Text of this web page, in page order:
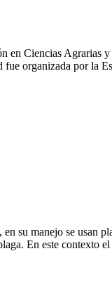
en Ciencias
organizada por la
su manejo se
En este